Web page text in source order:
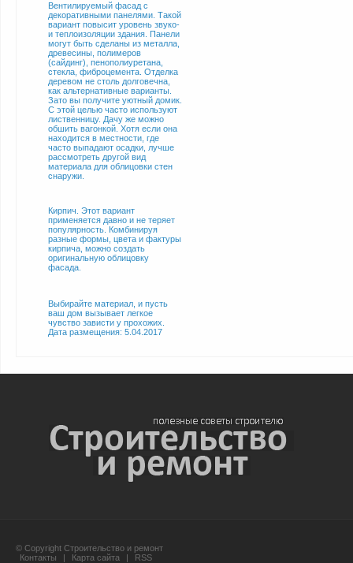
Вентилируемый фасад с
декоративными панелями. Такой
вариант повысит уровень звуко-
и теплоизоляции здания. Панели
могут быть сделаны из металла,
древесины, полимеров
(сайдинг), пенополиуретана,
стекла, фиброцемента. Отделка
деревом не столь долговечна,
как альтернативные варианты.
Зато вы получите уютный домик.
С этой целью часто используют
лиственницу. Дачу же можно
обшить вагонкой. Хотя если она
находится в местности, где
часто выпадают осадки, лучше
рассмотреть другой вид
материала для облицовки стен
снаружи.
Кирпич. Этот вариант
применяется давно и не теряет
популярность. Комбинируя
разные формы, цвета и фактуры
кирпича, можно создать
оригинальную облицовку
фасада.
Выбирайте материал, и пусть
ваш дом вызывает легкое
чувство зависти у прохожих.
Дата размещения: 5.04.2017
© Copyright Строительство и ремонт
Контакты
| Карта сайта | RSS